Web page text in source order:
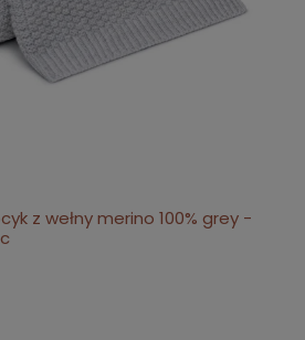
do koszyka
z wełny merino 100% grey -